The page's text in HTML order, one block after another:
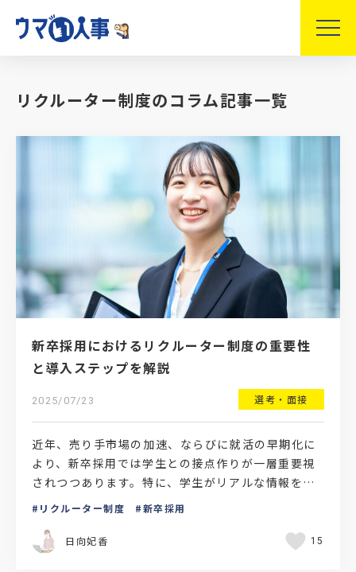
リクルーター制度のコラム記事一覧
新卒採用におけるリクルーター制度の重要性
と導入ステップを解説
2025/07/23 選考・面接
近年、売り手市場の加速、ならびに就活の早期化に
より、新卒採用では学生との接点作りが一層重要視
されつつあります。特に、学生がリアルな情報を強
く求めるようになった今、現場で働く社員が自社の
リクルーター制度 新卒採用
日向妃香 15